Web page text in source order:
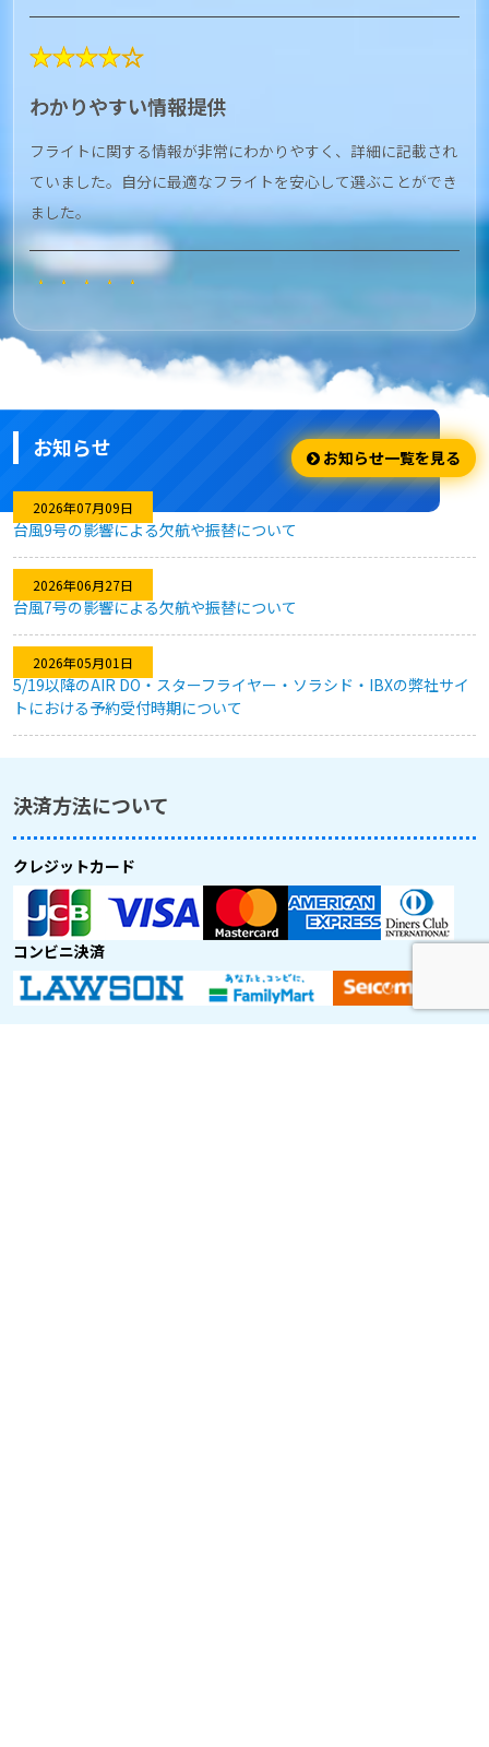
★★★★☆
わかりやすい情報提供
フライトに関する情報が非常にわかりやすく、詳細に記載され
ていました。自分に最適なフライトを安心して選ぶことができ
ました。
★★★★★
安さ・お得
安くてお得に利用出来ました。
★★★★☆
利用のしやすさ
問題なく利用できました。
★★★★★
キャンセル対応
お知らせ お知らせ一覧を見る
2026年07月09日
台風9号の影響による欠航や振替について
2026年06月27日
台風7号の影響による欠航や振替について
2026年05月01日
5/19以降のAIR DO・スターフライヤー・ソラシド・IBXの弊社サイ
トにおける予約受付時期について
決済方法について
クレジットカード
コンビニ決済